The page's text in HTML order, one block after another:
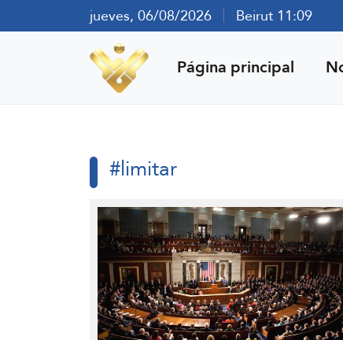
jueves, 06/08/2026 Beirut 11:09
Página principal
#limitar